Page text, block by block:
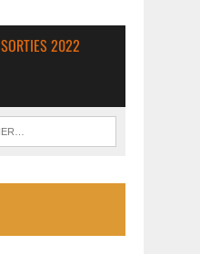
SORTIES 2022